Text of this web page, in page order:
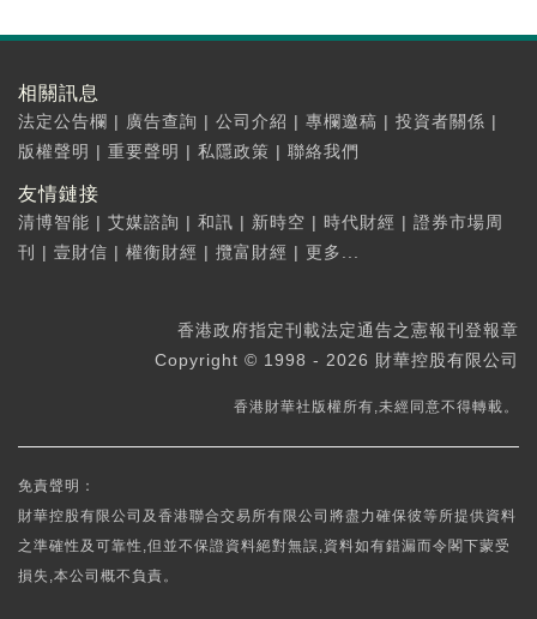
相關訊息
法定公告欄 | 廣告查詢 | 公司介紹 | 專欄邀稿 | 投資者關係 |
版權聲明 | 重要聲明 | 私隱政策 | 聯絡我們
友情鏈接
清博智能 | 艾媒諮詢 | 和訊 | 新時空 | 時代財經 | 證券市場周
刊
| 壹財信 | 權衡財經 | 攬富財經 | 更多...
香港政府指定刊載法定通告之憲報刊登報章
Copyright © 1998 - 2026 財華控股有限公司
香港財華社版權所有,未經同意不得轉載。
免責聲明：
財華控股有限公司及香港聯合交易所有限公司將盡力確保彼等所提供資料
之準確性及可靠性,但並不保證資料絕對無誤,資料如有錯漏而令閣下蒙受
損失,本公司概不負責。